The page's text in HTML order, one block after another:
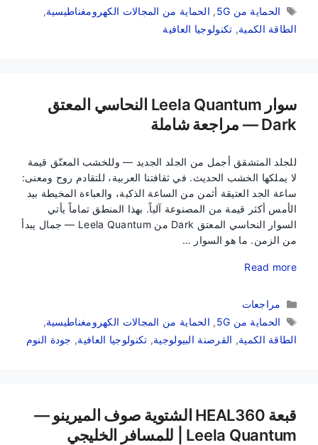
الوسوم
الحماية من 5G , الحماية من المجالات الكهرومغناطيسية,
الطاقة الكمية, تكنولوجيا العافية
سوار Leela Quantum النحاسي المعتق
Dark — مراجعة شاملة
للجلد المتشقق أجمل من الجلد الجديد — وللخشب المعتّق قيمة
لا يملكها الخشب الحديث. في ثقافتنا العربية، للتقادم روح ومعنى:
ساعة الجد العتيقة أثمن من الساعة الذكية، والعباءة المخيطة بيد
الأمس أكثر قيمة من المصنوعة آلياً. بهذا المنطق تماماً يأتي
السوار النحاسي المعتق Dark من Leela Quantum — جمال يبدأ
من الزمن. ما هو السوار …
Read more
التصنيفات
مراجعات
الوسوم
الحماية من 5G , الحماية من المجالات الكهرومغناطيسية,
الطاقة الكمية, القرصنة البيولوجية, تكنولوجيا العافية, جودة النوم
قبعة HEAL360 الشتوية صوف الميرينو —
Leela Quantum | للمسافر الخليجي